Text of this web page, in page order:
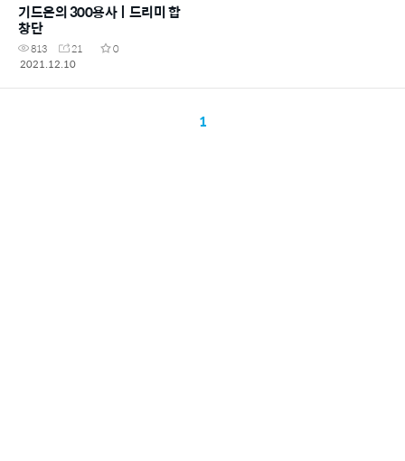
기드온의 300용사ㅣ드리미 합
창단
813 21
0
2021.12.10
1